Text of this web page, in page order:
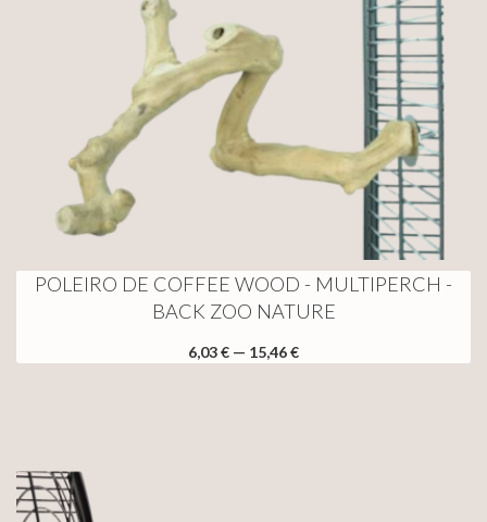
POLEIRO DE COFFEE WOOD - MULTIPERCH -
BACK ZOO NATURE
6,03 € — 15,46 €